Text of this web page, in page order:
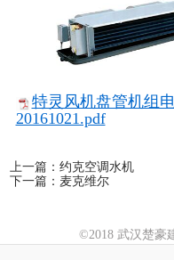
特灵风机盘管机组
20161021.pdf
上一篇： 约克空调水机
下一篇： 麦克维尔
©2018 武汉楚豪